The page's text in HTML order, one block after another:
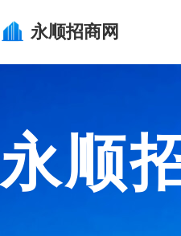
永顺招商网
永顺